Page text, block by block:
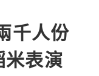
千人份
表演